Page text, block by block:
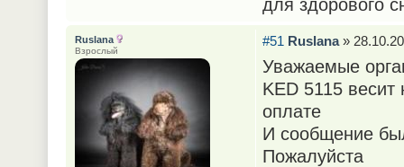
для здорового
#51 Ruslana»
Уважаемые
KED 5115
оплате
И сообщение
Пожалуйста
Ruslana
Взрослый